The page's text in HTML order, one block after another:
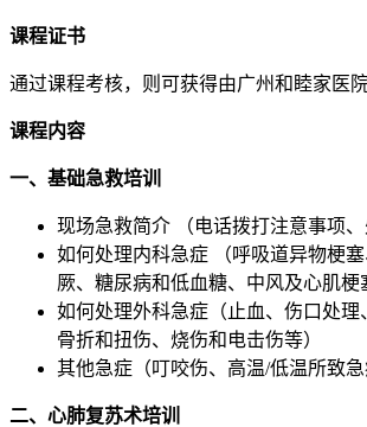
课程证书
通过课程考核，则可获得由广州和睦家医
课程内容
一、基础急救培训
现场急救简介 （电话拨打注意事项、
如何处理内科急症 （呼吸道异物梗
厥、糖尿病和低血糖、中风及心肌梗
如何处理外科急症（止血、伤口处理
骨折和扭伤、烧伤和电击伤等）
其他急症（叮咬伤、高温/低温所致急
二、心肺复苏术培训